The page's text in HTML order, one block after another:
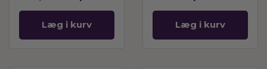
Læg i kurv Læg i kurv